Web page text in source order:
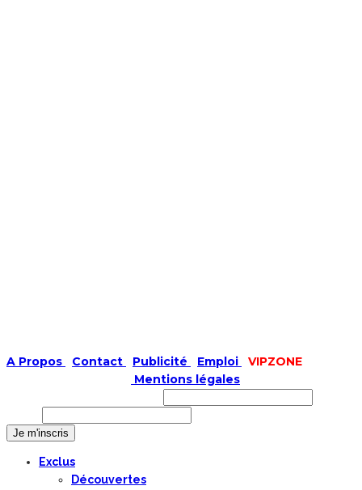
A Propos Contact Publicité Emploi
VIPZONE
Mentions légales
Exclus
Découvertes